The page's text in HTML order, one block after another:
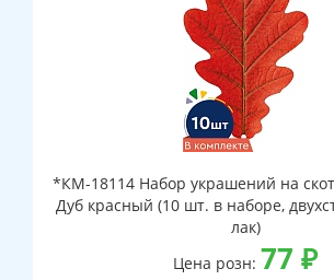
*КМ-18114 Набор украшений на
Дуб красный (10 шт. в наборе,
лак)
Цена розн: 77 ₽